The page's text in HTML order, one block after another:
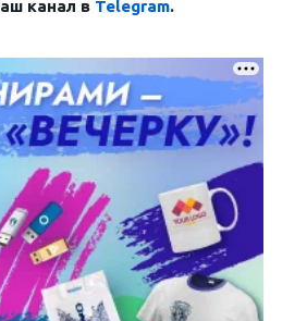
канал в Telegram.